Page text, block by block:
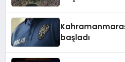
başladı